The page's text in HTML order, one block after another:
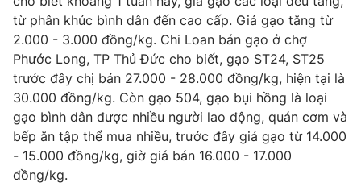
Chất lượng cuộc sống
Học trực tuyến
Công nghệ
Hitech Công nghệ tương lai
Sản phẩm
Thị trường
Tư vấn
Giao lưu trực tuyến
Lịch phát sóng
Chuyên mục khác
Emagazine
từ phân khúc bình dân đến cao cấp. Giá gạo tăng từ
2.000 - 3.000 đồng/kg. Chi Loan bán gạo ở chợ
Phước Long, TP Thủ Đức cho biết, gạo ST24, ST25
trước đây chị bán 27.000 - 28.000 đồng/kg, hiện tại là
30.000 đồng/kg. Còn gạo 504, gạo bụi hồng là loại
gạo bình dân được nhiều người lao động, quán cơm và
bếp ăn tập thể mua nhiều, trước đây giá gạo từ 14.000
- 15.000 đồng/kg, giờ giá bán 16.000 - 17.000
đồng/kg.